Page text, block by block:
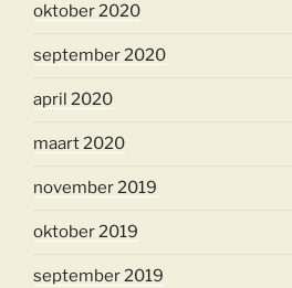
oktober 2020
september 2020
april 2020
maart 2020
november 2019
oktober 2019
september 2019